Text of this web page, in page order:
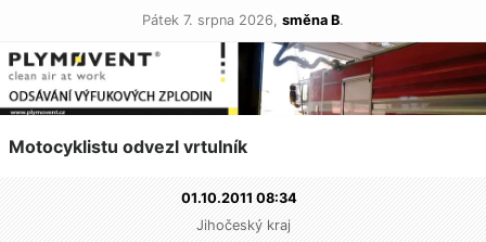
Pátek 7. srpna 2026, směna B.
Motocyklistu odvezl vrtulník
01.10.2011 08:34
Jihočeský kraj